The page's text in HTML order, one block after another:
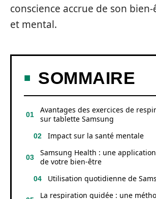
conscience accrue de son
et mental.
SOMMAIRE
Avantages des exercices de
sur tablette Samsung
Impact sur la santé mentale
Samsung Health : une
de votre bien-être
Utilisation quotidienne de
La respiration guidée : une